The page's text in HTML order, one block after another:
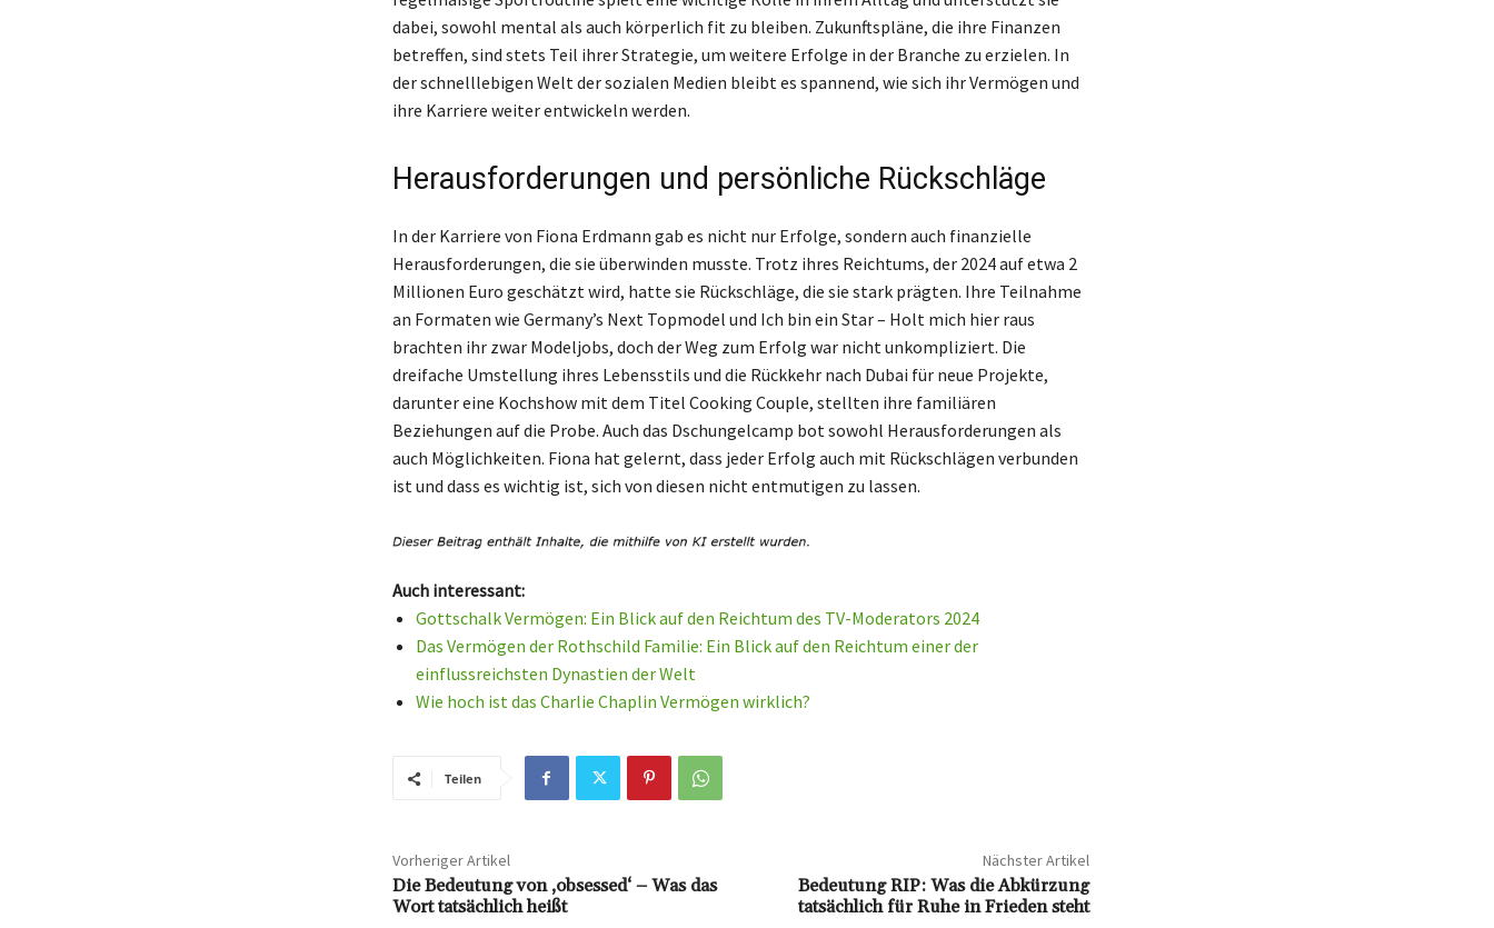
dabei, sowohl mental als auch körperlich fit zu bleiben. Zukunftspläne, die ihre Finanzen
betreffen, sind stets Teil ihrer Strategie, um weitere Erfolge in der Branche zu erzielen. In
der schnelllebigen Welt der sozialen Medien bleibt es spannend, wie sich ihr Vermögen und
ihre Karriere weiter entwickeln werden.
Herausforderungen und persönliche Rückschläge
In der Karriere von Fiona Erdmann gab es nicht nur Erfolge, sondern auch finanzielle
Herausforderungen, die sie überwinden musste. Trotz ihres Reichtums, der 2024 auf etwa 2
Millionen Euro geschätzt wird, hatte sie Rückschläge, die sie stark prägten. Ihre Teilnahme
an Formaten wie Germany’s Next Topmodel und Ich bin ein Star – Holt mich hier raus
brachten ihr zwar Modeljobs, doch der Weg zum Erfolg war nicht unkompliziert. Die
dreifache Umstellung ihres Lebensstils und die Rückkehr nach Dubai für neue Projekte,
darunter eine Kochshow mit dem Titel Cooking Couple, stellten ihre familiären
Beziehungen auf die Probe. Auch das Dschungelcamp bot sowohl Herausforderungen als
auch Möglichkeiten. Fiona hat gelernt, dass jeder Erfolg auch mit Rückschlägen verbunden
ist und dass es wichtig ist, sich von diesen nicht entmutigen zu lassen.
Auch interessant:
Gottschalk Vermögen: Ein Blick auf den Reichtum des TV-Moderators 2024
Das Vermögen der Rothschild Familie: Ein Blick auf den Reichtum einer der
einflussreichsten Dynastien der Welt
Wie hoch ist das Charlie Chaplin Vermögen wirklich?
Teilen
Vorheriger Artikel
Die Bedeutung von ‚obsessed‘ – Was das
Wort tatsächlich heißt
Nächster Artikel
Bedeutung RIP: Was die Abkürzung
tatsächlich für Ruhe in Frieden steht